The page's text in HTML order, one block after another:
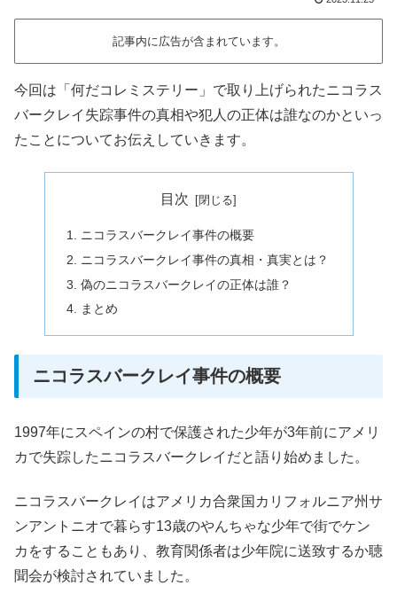
記事内に広告が含まれています。
今回は「何だコレミステリー」で取り上げられたニコラス
バークレイ失踪事件の真相や犯人の正体は誰なのかといっ
たことについてお伝えしていきます。
目次
ニコラスバークレイ事件の概要
ニコラスバークレイ事件の真相・真実とは？
偽のニコラスバークレイの正体は誰？
まとめ
ニコラスバークレイ事件の概要
1997年にスペインの村で保護された少年が3年前にアメリ
カで失踪したニコラスバークレイだと語り始めました。
ニコラスバークレイはアメリカ合衆国カリフォルニア州サ
ンアントニオで暮らす13歳のやんちゃな少年で街でケン
カをすることもあり、教育関係者は少年院に送致するか聴
聞会が検討されていました。